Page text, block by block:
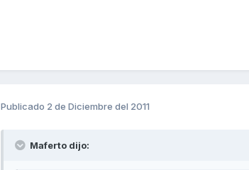
Publicado 2 de Diciembre del 2011
Maferto dijo: